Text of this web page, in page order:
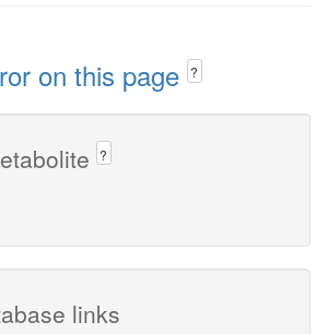
on this page ?
?
links